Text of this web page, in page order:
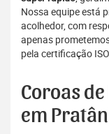
Nossa equipe está
acolhedor, com
apenas
pela certificação
Coroas
em